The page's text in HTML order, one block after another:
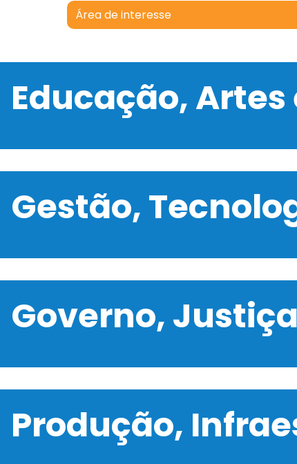
Área de interesse
Educação,
Gestão,
Governo,
Produção,